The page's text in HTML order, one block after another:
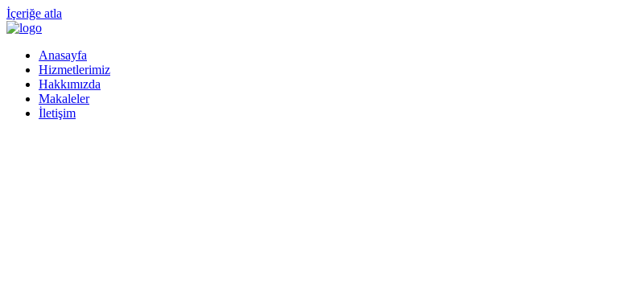
İçeriğe atla
Anasayfa
Hizmetlerimiz
Hakkımızda
Makaleler
İletişim